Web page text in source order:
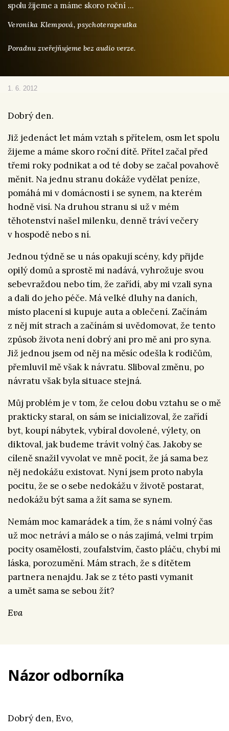
spolu žijeme a máme skoro roční …
Veronika Klempová,psychoterapeutka
Poradnu zveřejňujeme bez audio verze.
1. 6. 2012
Dobrý den.
Již jedenáct let mám vztah s přítelem, osm let spolu
žijeme a máme skoro roční dítě. Přítel začal před
třemi roky podnikat a od té doby se začal povahově
měnit. Na jednu stranu dokáže vydělat peníze,
pomáhá mi v domácnosti i se synem, na kterém
hodně visí. Na druhou stranu si už v mém
těhotenství našel milenku, denně tráví večery
v hospodě nebo s ní.
Jednou týdně se u nás opakují scény, kdy přijde
opilý domů a sprostě mi nadává, vyhrožuje svou
sebevraždou nebo tím, že zařídí, aby mi vzali syna
a dali do jeho péče. Má velké dluhy na daních,
místo placení si kupuje auta a oblečení. Začínám
z něj mít strach a začínám si uvědomovat, že tento
způsob života není dobrý ani pro mě ani pro syna.
Již jednou jsem od něj na měsíc odešla k rodičům,
přemluvil mě však k návratu. Sliboval změnu, po
návratu však byla situace stejná.
Můj problém je v tom, že celou dobu vztahu se o mě
prakticky staral, on sám se inicializoval, že zařídí
byt, koupí nábytek, vybíral dovolené, výlety, on
diktoval, jak budeme trávit volný čas. Jakoby se
cíleně snažil vyvolat ve mně pocit, že já sama bez
něj nedokážu existovat. Nyní jsem proto nabyla
pocitu, že se o sebe nedokážu v životě postarat,
nedokážu být sama a žít sama se synem.
Nemám moc kamarádek a tím, že s námi volný čas
už moc netráví a málo se o nás zajímá, velmi trpím
pocity osamělosti, zoufalstvím, často pláču, chybí mi
láska, porozumění. Mám strach, že s dítětem
partnera nenajdu. Jak se z této pasti vymanit
a umět sama se sebou žít?
Eva
Názor odborníka
Dobrý den, Evo,